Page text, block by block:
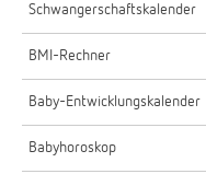
Schwangerschaftskalender
BMI-Rechner
Baby-Entwicklungskalender
Babyhoroskop